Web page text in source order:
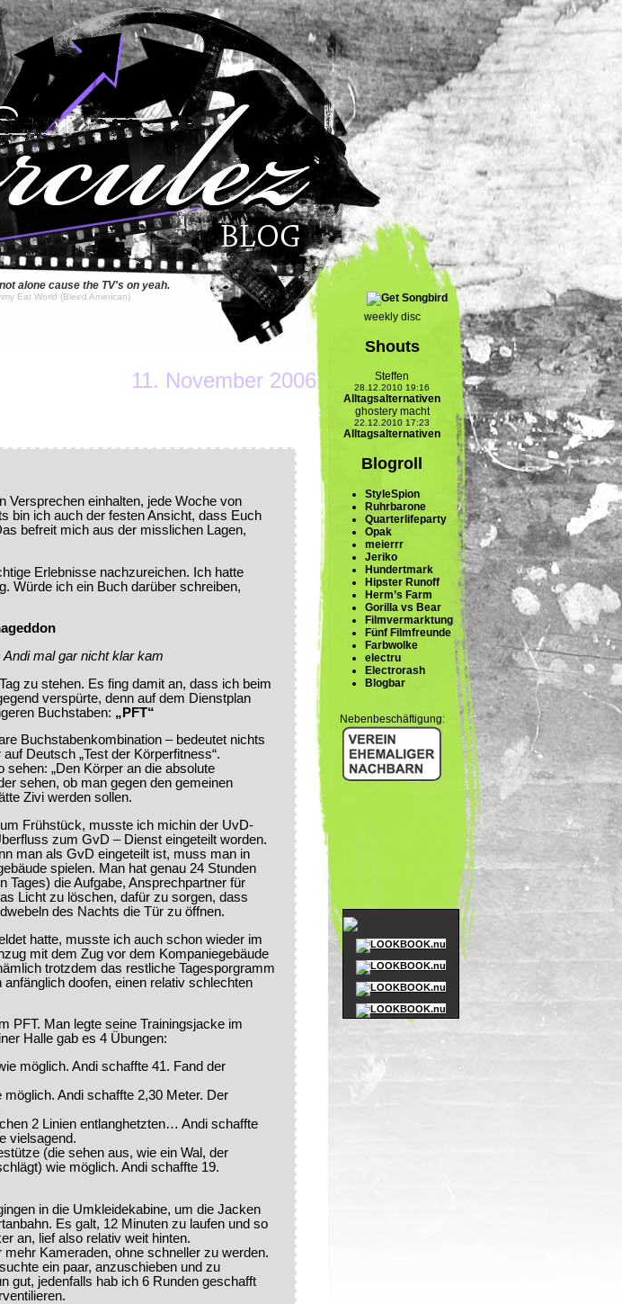
alone cause the TV's on yeah.
Eat World (Bleed American)
weekly disc
Shouts
Steffen
28.12.2010 19:16
Alltagsalternativen
ghostery macht
22.12.2010 17:23
Alltagsalternativen
Blogroll
StyleSpion
Ruhrbarone
Quarterlifeparty
Opak
meierrr
Jeriko
Hundertmark
Hipster Runoff
Herm’s Farm
Gorilla vs Bear
Filmvermarktung
Fünf Filmfreunde
Farbwolke
electru
Electrorash
Blogbar
Nebenbeschäftigung:
11. November 2006
Versprechen einhalten, jede Woche von
bin ich auch der festen Ansicht, dass Euch
befreit mich aus der misslichen Lagen,
Erlebnisse nachzureichen. Ich hatte
Würde ich ein Buch darüber schreiben,
mal gar nicht klar kam
zu stehen. Es fing damit an, dass ich beim
verspürte, denn auf dem Dienstplan
Buchstaben: „PFT“
Buchstabenkombination – bedeutet nichts
Deutsch „Test der Körperfitness“.
„Den Körper an die absolute
sehen, ob man gegen den gemeinen
Zivi werden sollen.
Frühstück, musste ich michin der UvD-
zum GvD – Dienst eingeteilt worden.
man als GvD eingeteilt ist, muss man in
spielen. Man hat genau 24 Stunden
Tages) die Aufgabe, Ansprechpartner für
Licht zu löschen, dafür zu sorgen, dass
des Nachts die Tür zu öffnen.
hatte, musste ich auch schon wieder im
mit dem Zug vor dem Kompaniegebäude
trotzdem das restliche Tagesporgramm
doofen, einen relativ schlechten
PFT. Man legte seine Trainingsjacke im
Halle gab es 4 Übungen:
möglich. Andi schaffte 41. Fand der
Andi schaffte 2,30 Meter. Der
2 Linien entlanghetzten… Andi schaffte
vielsagend.
(die sehen aus, wie ein Wal, der
wie möglich. Andi schaffte 19.
in die Umkleidekabine, um die Jacken
Es galt, 12 Minuten zu laufen und so
an, lief also relativ weit hinten.
Kameraden, ohne schneller zu werden.
ein paar, anzuschieben und zu
gut, jedenfalls hab ich 6 Runden geschafft